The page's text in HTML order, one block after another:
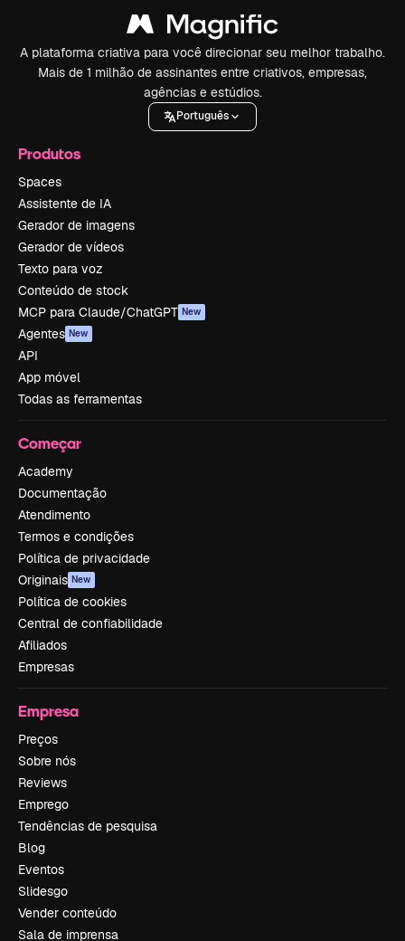
A plataforma criativa para você direcionar seu melhor trabalho.
Mais de 1 milhão de assinantes entre criativos, empresas,
agências e estúdios.
Português
Produtos
Spaces
Assistente de IA
Gerador de imagens
Gerador de vídeos
Texto para voz
Conteúdo de stock
MCP para Claude/ChatGPT New
Agentes New
API
App móvel
Todas as ferramentas
Começar
Academy
Documentação
Atendimento
Termos e condições
Política de privacidade
Originais New
Política de cookies
Central de confiabilidade
Afiliados
Empresas
Empresa
Preços
Sobre nós
Reviews
Emprego
Tendências de pesquisa
Blog
Eventos
Slidesgo
Vender conteúdo
Sala de imprensa